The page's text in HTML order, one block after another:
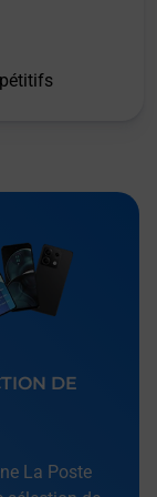
DE
La Poste